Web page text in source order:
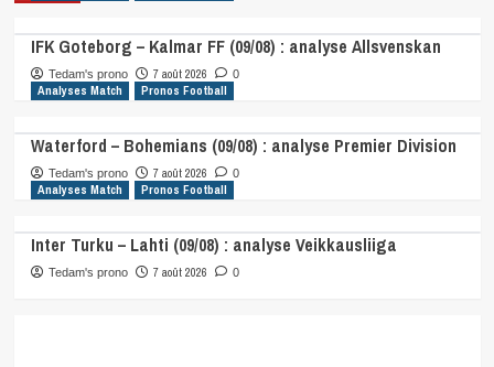
IFK Goteborg – Kalmar FF (09/08) : analyse Allsvenskan
Tedam's prono 7 août 2026 0
Analyses Match Pronos Football
Waterford – Bohemians (09/08) : analyse Premier Division
Tedam's prono 7 août 2026 0
Analyses Match Pronos Football
Inter Turku – Lahti (09/08) : analyse Veikkausliiga
Tedam's prono 7 août 2026 0